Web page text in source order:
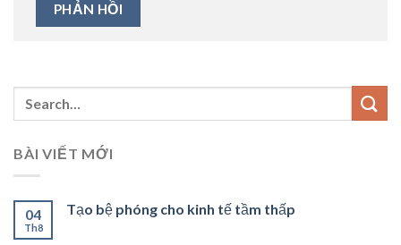
BÀI VIẾT MỚI
04
Th8
Tạo bệ phóng cho kinh tế tầm thấp